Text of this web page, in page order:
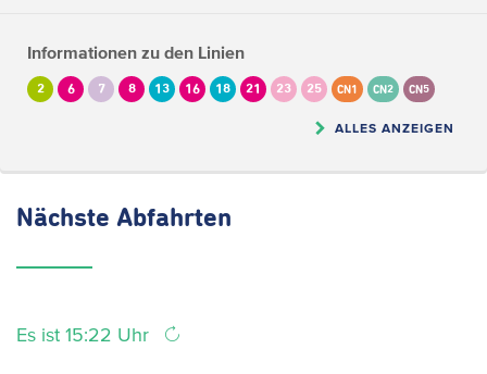
Informationen zu den Linien
2 6 7 8 13 16 18 21 23 25 CN1 CN2 CN5
ALLES ANZEIGEN
Nächste Abfahrten
Es ist 15:22 Uhr